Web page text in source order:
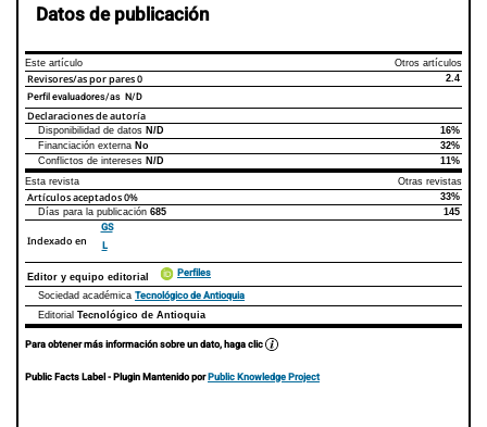
Datos de publicación
Este artículo Otros artículos
Revisores/as por pares0 2.4
Perfil evaluadores/as N/D
Declaraciones de autoría
Declaraciones de autoríaEste artículo
Disponibilidad de datos N/D
16%
Financiación externa No
32%
Conflictos de intereses N/D
11%
Esta revista
Otras revistas
Artículos aceptados0%
33%
Días para la publicación 685 145
Indexado en
GS
L
Editor y equipo editorial Perfiles
Sociedad académica Tecnológico de Antioquia
Editorial Tecnológico de Antioquia
Para obtener más información sobre un dato, haga clic
Public Facts Label- Plugin Mantenido porPublic Knowledge Project